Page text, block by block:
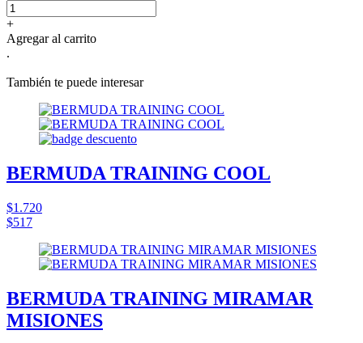
+
Agregar al carrito
.
También te puede interesar
BERMUDA TRAINING COOL
$1.720
$517
BERMUDA TRAINING MIRAMAR
MISIONES